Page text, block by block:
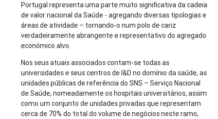
Portugal representa uma parte muito significativa da cadeia
de valor nacional da Saúde - agregando diversas tipologias e
áreas de atividade – tornando-o num polo de cariz
verdadeiramente abrangente e representativo do agregado
económico alvo.
Nos seus atuais associados contam-se todas as
universidades e seus centros de I&D no domínio da saúde, as
unidades públicas de referência do SNS – Serviço Nacional
de Saúde, nomeadamente os hospitais universitários, assim
como um conjunto de unidades privadas que representam
cerca de 70% do total do volume de negócios neste ramo,